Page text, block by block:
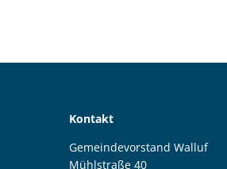
Kontakt
Gemeindevorstand Walluf
Mühlstraße 40